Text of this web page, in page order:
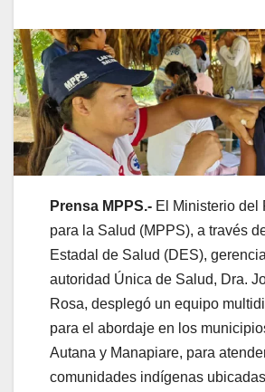
Prensa MPPS.- El Ministerio del
para la Salud (MPPS), a través
Estadal de Salud (DES),
autoridad Única de Salud, Dra.
Rosa, desplegó un equipo
para el abordaje en los
Autana y Manapiare, para
comunidades indígenas